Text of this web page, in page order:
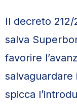
Il decreto
salva
favorire
salvaguardare
spicca